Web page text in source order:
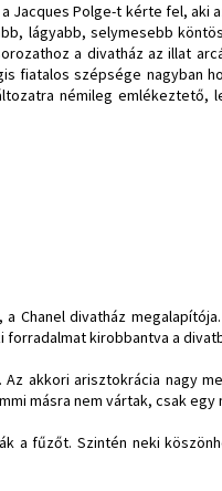
Jacques Polge-t kérte fel, aki
lágyabb, selymesebb
a divatház az illat
fiatalos szépsége nagyban
némileg emlékeztető,
Chanel divatház
kirobbantva a
akkori arisztokrácia nagy
másra nem vártak, csak
a fűzőt. Szintén neki